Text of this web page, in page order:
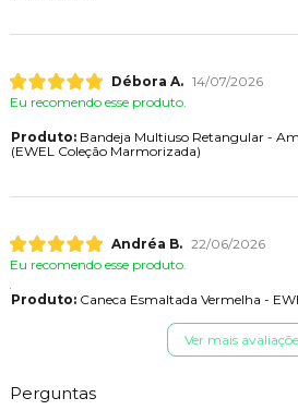
Débora A. 14/07/2026
Eu recomendo esse produto.
Produto:Bandeja Multiuso Retangular -
(EWEL Coleção Marmorizada)
Andréa B. 22/06/2026
Eu recomendo esse produto.
Produto:Caneca Esmaltada Vermelha -
Ver mais
Perguntas